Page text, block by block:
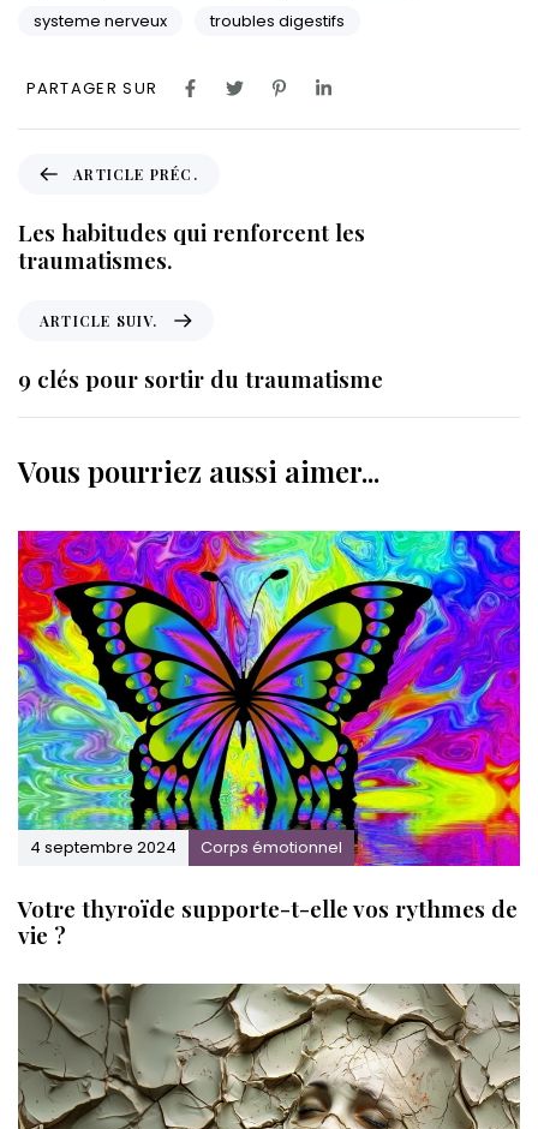
systeme nerveux
troubles digestifs
PARTAGER SUR
t
i
c
r
é
.
ARTICLE PRÉC.
Les habitudes qui renforcent les
traumatismes.
t
i
c
e
u
i
v
.
ARTICLE SUIV.
9 clés pour sortir du traumatisme
Vous pourriez aussi aimer...
4 septembre 2024 Corps émotionnel
Votre thyroïde supporte-t-elle vos rythmes de
vie ?